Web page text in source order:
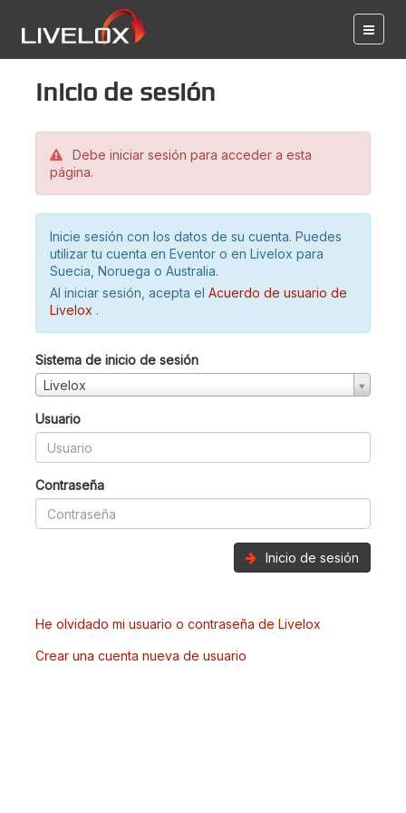
Inicio de sesión
Debe iniciar sesión para acceder a esta
página.
Inicie sesión con los datos de su cuenta. Puedes
utilizar tu cuenta en Eventor o en Livelox para
Suecia, Noruega o Australia.
Al iniciar sesión, acepta el Acuerdo de usuario de
Livelox .
Sistema de inicio de sesión
Livelox
Usuario
Contraseña
Inicio de sesión
He olvidado mi usuario o contraseña de Livelox
Crear una cuenta nueva de usuario